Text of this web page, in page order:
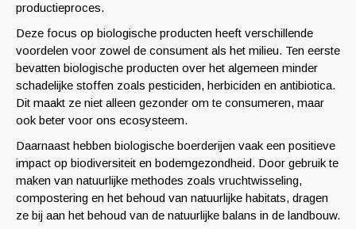
productieproces.
Deze focus op biologische producten heeft verschillende
voordelen voor zowel de consument als het milieu. Ten eerste
bevatten biologische producten over het algemeen minder
schadelijke stoffen zoals pesticiden, herbiciden en antibiotica.
Dit maakt ze niet alleen gezonder om te consumeren, maar
ook beter voor ons ecosysteem.
Daarnaast hebben biologische boerderijen vaak een positieve
impact op biodiversiteit en bodemgezondheid. Door gebruik te
maken van natuurlijke methodes zoals vruchtwisseling,
compostering en het behoud van natuurlijke habitats, dragen
ze bij aan het behoud van de natuurlijke balans in de landbouw.